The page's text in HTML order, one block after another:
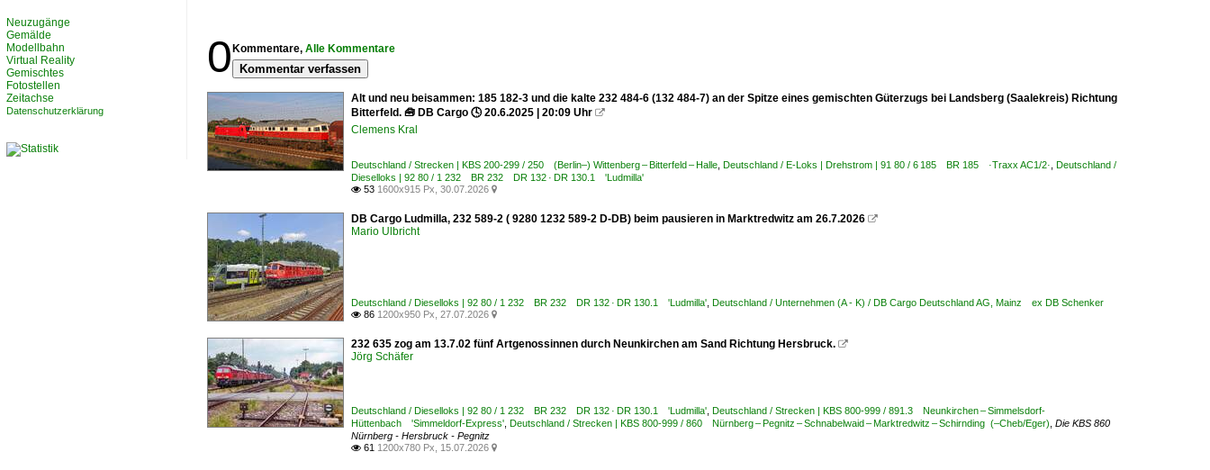
0 Kommentare, Alle Kommentare
Kommentar verfassen
Alt und neu beisammen: 185 182-3 und die kalte 232 484-6 (132 484-7) an der Spitze eines gemischten Güterzugs bei Landsberg (Saalekreis) Richtung
Bitterfeld. 🧰 DB Cargo 🕓 20.6.2025 | 20:09 Uhr 
Clemens Kral
Deutschland / Strecken | KBS 200-299 / 250 (Berlin–) Wittenberg – Bitterfeld – Halle Deutschland / E-Loks | Drehstrom | 91 80 / 6 185 BR 185 ·Traxx AC1/2· Deutschland /
Dieselloks | 92 80 / 1 232 BR 232 DR 132 · DR 130.1 'Ludmilla'
 53 1600x915 Px, 30.07.2026 
DB Cargo Ludmilla, 232 589-2 ( 9280 1232 589-2 D-DB) beim pausieren in Marktredwitz am 26.7.2026 
Mario Ulbricht
Deutschland / Dieselloks | 92 80 / 1 232 BR 232 DR 132 · DR 130.1 'Ludmilla' Deutschland / Unternehmen (A - K) / DB Cargo Deutschland AG, Mainz ex DB Schenker
 86 1200x950 Px, 27.07.2026 
232 635 zog am 13.7.02 fünf Artgenossinnen durch Neunkirchen am Sand Richtung Hersbruck. 
Jörg Schäfer
Deutschland / Dieselloks | 92 80 / 1 232 BR 232 DR 132 · DR 130.1 'Ludmilla' Deutschland / Strecken | KBS 800-999 / 891.3 Neunkirchen – Simmelsdorf-
Hüttenbach 'Simmeldorf-Express' Deutschland / Strecken | KBS 800-999 / 860 Nürnberg – Pegnitz – Schnabelwaid – Marktredwitz – Schirnding (–Cheb/Eger) Die KBS 860
Nürnberg - Hersbruck - Pegnitz
 61 1200x780 Px, 15.07.2026 
Neuzugänge
Gemälde
Modellbahn
Virtual Reality
Gemischtes
Fotostellen
Zeitachse
Datenschutzerklärung